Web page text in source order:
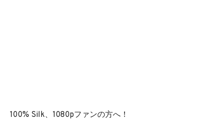
100% Silk、1080pファンの方へ！